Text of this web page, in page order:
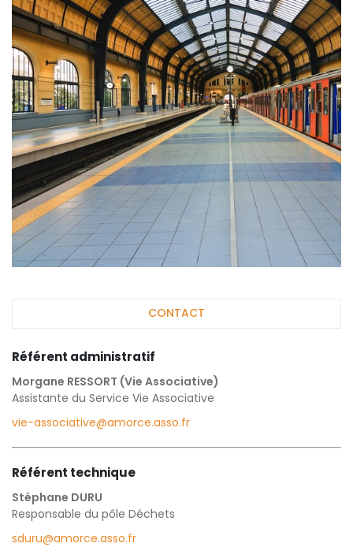
CONTACT
Référent administratif
Morgane RESSORT (Vie Associative)
Assistante du Service Vie Associative
vie-associative@amorce.asso.fr
Référent technique
Stéphane DURU
Responsable du pôle Déchets
sduru@amorce.asso.fr